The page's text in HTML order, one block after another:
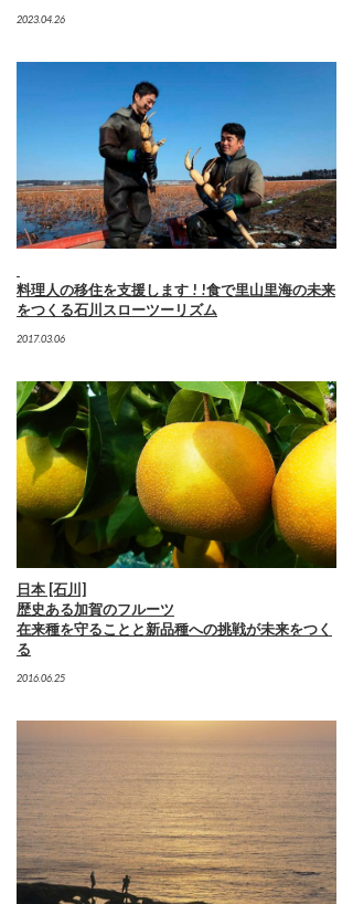
2023.04.26
料理人の移住を支援します ! !食で里山里海の未来
をつくる石川スローツーリズム
2017.03.06
日本 [石川]
歴史ある加賀のフルーツ
在来種を守ることと新品種への挑戦が未来をつく
る
2016.06.25